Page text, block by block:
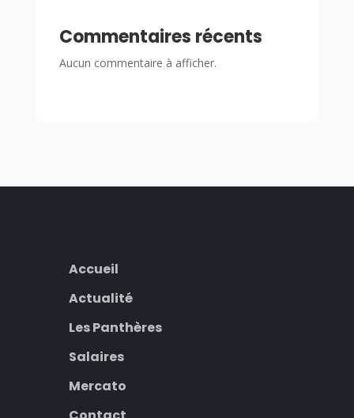
Commentaires récents
Aucun commentaire à afficher.
Accueil
Actualité
Les Panthères
Salaires
Mercato